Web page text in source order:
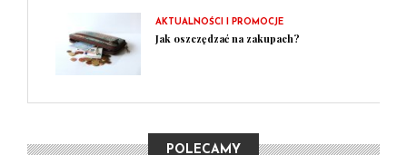
AKTUALNOŚCI I PROMOCJE
Jak oszczędzać na zakupach?
POLECAMY